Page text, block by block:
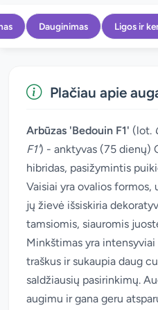
Dauginimas Ligos ir
Plačiau apie
Arbūzas 'Bedouin F1' (lot.
F1') - anktyvas (75 dienų)
hibridas, pasižymintis
Vaisiai yra ovalios formos,
jų žievė išsiskiria
tamsiomis, siauromis
Minkštimas yra
traškus ir sukaupia daug
saldžiausių pasirinkimų.
augimu ir gana geru